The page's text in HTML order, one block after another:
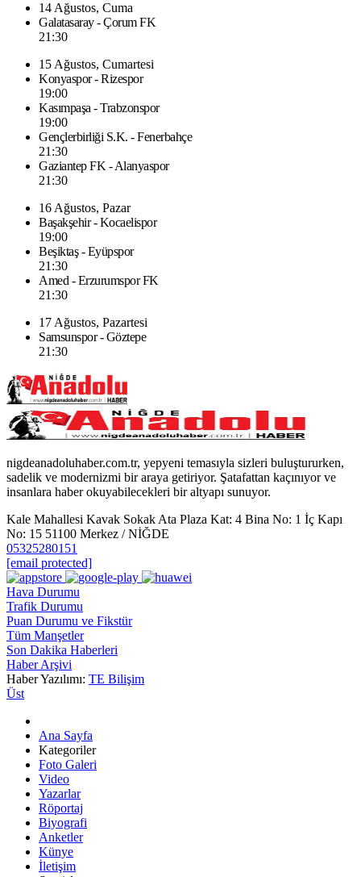
14 Ağustos, Cuma
Galatasaray - Çorum FK
21:30
15 Ağustos, Cumartesi
Konyaspor - Rizespor
19:00
Kasımpaşa - Trabzonspor
19:00
Gençlerbirliği S.K. - Fenerbahçe
21:30
Gaziantep FK - Alanyaspor
21:30
16 Ağustos, Pazar
Başakşehir - Kocaelispor
19:00
Beşiktaş - Eyüpspor
21:30
Amed - Erzurumspor FK
21:30
17 Ağustos, Pazartesi
Samsunspor - Göztepe
21:30
nigdeanadoluhaber.com.tr, yepyeni temasıyla sizleri buluştururken,
sadelik ve modernizmi bir araya getiriyor. Şatafattan kaçınıyor ve
insanlara haber okuyabilecekleri bir altyapı sunuyor.
Kale Mahallesi Kavak Sokak Ata Plaza Kat: 4 Bina No: 1 İç Kapı
No: 15 51100 Merkez / NİĞDE
05325280151
[email protected]
Hava Durumu
Trafik Durumu
Puan Durumu ve Fikstür
Tüm Manşetler
Son Dakika Haberleri
Haber Arşivi
Haber Yazılımı: TE Bilişim
Üst
Ana Sayfa
Kategoriler
Foto Galeri
Video
Yazarlar
Röportaj
Biyografi
Anketler
Künye
İletişim